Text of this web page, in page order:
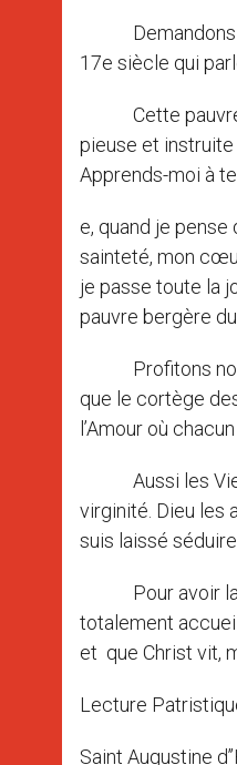
Demandons la
17e siècle qui
Cette pauvre et
pieuse et instruite
Apprends-moi à
e, quand je
sainteté, mon
je passe toute la
pauvre bergère
Profitons nous
que le cortège
l’Amour où
Aussi les
virginité. Dieu les
suis laissé
Pour avoir la
totalement
et que Christ vit,
Lecture
Saint Augustine